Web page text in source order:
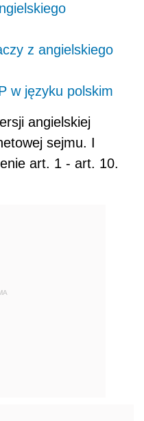
z angielskiego
w języku polskim
angielskiej
sejmu. I
art. 1 - art. 10.